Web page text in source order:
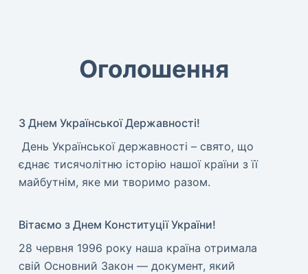
Оголошення
З Днем Української Державності!
​ День Української державності – свято, що
єднає тисячолітню історію нашої країни з її
майбутнім, яке ми творимо разом.
Вітаємо з Днем Конституції України!
​28 червня 1996 року наша країна отримала
свій Основний Закон — документ, який